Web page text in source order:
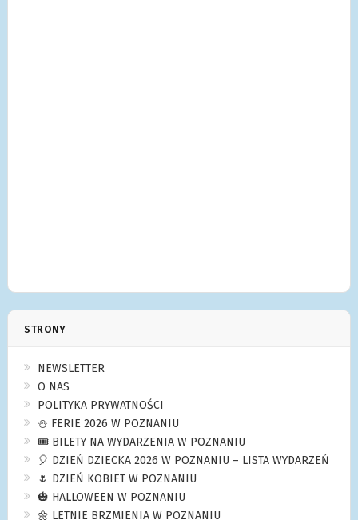
STRONY
NEWSLETTER
O NAS
POLITYKA PRYWATNOŚCI
⛄️ FERIE 2026 W POZNANIU
🎟️ BILETY NA WYDARZENIA W POZNANIU
🎈 DZIEŃ DZIECKA 2026 W POZNANIU – LISTA WYDARZEŃ
🌷 DZIEŃ KOBIET W POZNANIU
🎃 HALLOWEEN W POZNANIU
🌼 LETNIE BRZMIENIA W POZNANIU